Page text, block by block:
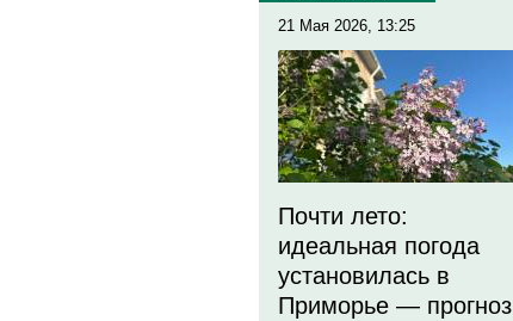
21 Мая 2026, 13:25
Почти лето:
идеальная погода
установилась в
Приморье — прогноз